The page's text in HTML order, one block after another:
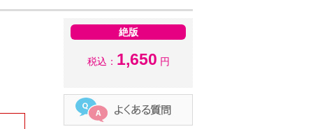
絶版
税込： 1,650 円